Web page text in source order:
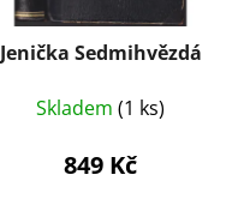
Jenička Sedmihvězdá
Skladem (1 ks)
849 Kč